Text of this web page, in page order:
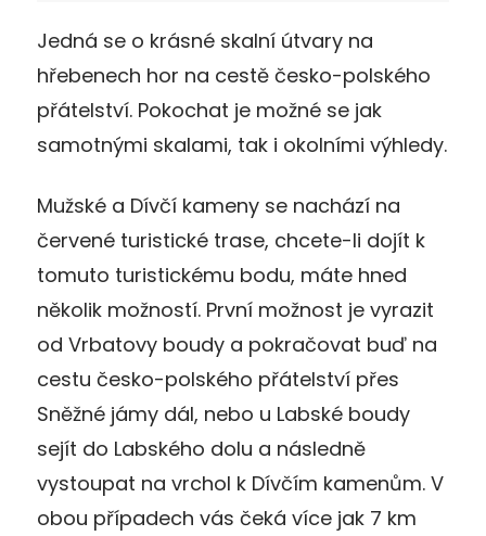
Jedná se o krásné skalní útvary na
hřebenech hor na cestě česko-polského
přátelství. Pokochat je možné se jak
samotnými skalami, tak i okolními výhledy.
Mužské a Dívčí kameny se nachází na
červené turistické trase, chcete-li dojít k
tomuto turistickému bodu, máte hned
několik možností. První možnost je vyrazit
od Vrbatovy boudy a pokračovat buď na
cestu česko-polského přátelství přes
Sněžné jámy dál, nebo u Labské boudy
sejít do Labského dolu a následně
vystoupat na vrchol k Dívčím kamenům. V
obou případech vás čeká více jak 7 km